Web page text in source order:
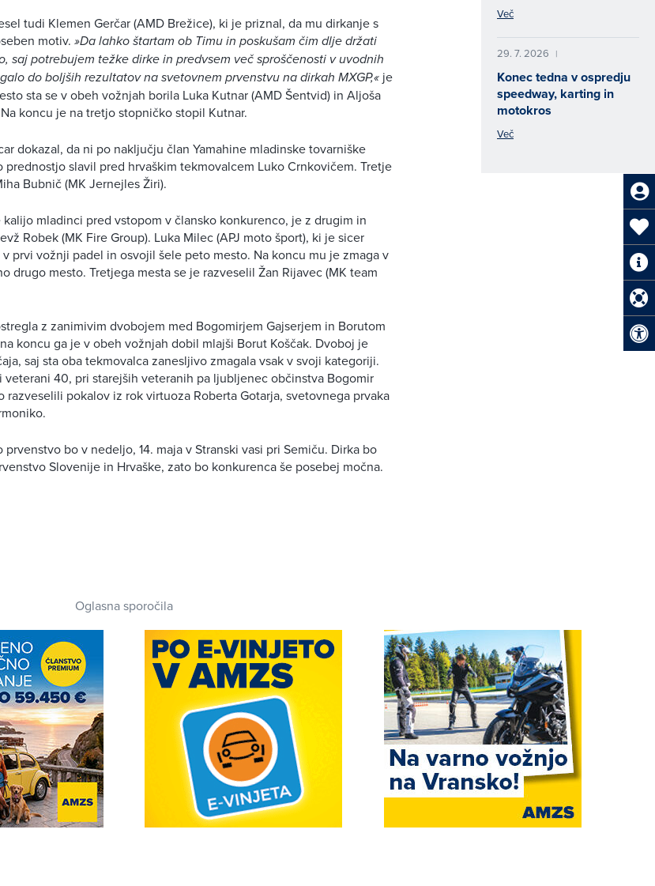
tudi Klemen Gerčar (AMD Brežice), ki je priznal, da mu dirkanje s
motiv. »Da lahko štartam ob Timu in poskušam čim dlje držati
saj potrebujem težke dirke in predvsem več sproščenosti v uvodnih
do boljših rezultatov na svetovnem prvenstvu na dirkah MXGP,« je
sta se v obeh vožnjah borila Luka Kutnar (AMD Šentvid) in Aljoša
koncu je na tretjo stopničko stopil Kutnar.
dokazal, da ni po naključju član Yamahine mladinske tovarniške
prednostjo slavil pred hrvaškim tekmovalcem Luko Crnkovičem. Tretje
Bubnič (MK Jernejles Žiri).
kalijo mladinci pred vstopom v člansko konkurenco, je z drugim in
Robek (MK Fire Group). Luka Milec (APJ moto šport), ki je sicer
prvi vožnji padel in osvojil šele peto mesto. Na koncu mu je zmaga v
drugo mesto. Tretjega mesta se je razveselil Žan Rijavec (MK team
z zanimivim dvobojem med Bogomirjem Gajserjem in Borutom
koncu ga je v obeh vožnjah dobil mlajši Borut Koščak. Dvoboj je
saj sta oba tekmovalca zanesljivo zmagala vsak v svoji kategoriji.
veterani 40, pri starejših veteranih pa ljubljenec občinstva Bogomir
razveselili pokalov iz rok virtuoza Roberta Gotarja, svetovnega prvaka
prvenstvo bo v nedeljo, 14. maja v Stranski vasi pri Semiču. Dirka bo
Slovenije in Hrvaške, zato bo konkurenca še posebej močna.
Več
29. 7. 2026 |
Konec tedna v ospredju
speedway, karting in
motokros
Več
Oglasna sporočila